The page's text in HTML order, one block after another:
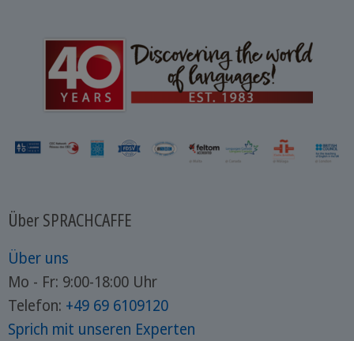
Über SPRACHCAFFE
Über uns
Mo - Fr: 9:00-18:00 Uhr
Telefon: +49 69 6109120
Sprich mit unseren Experten